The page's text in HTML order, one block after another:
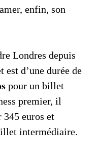
enfin, son
Londres depuis
d’une durée de
pour un billet
premier, il
345 euros et
intermédiaire.